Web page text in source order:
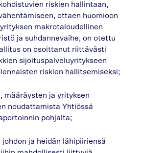
riskien hallintaan,
ottaen huomioon
makrotaloudellinen
ja suhdannevaihe, on otettu
on osoittanut riittävästi
sijoituspalveluyritykseen
riskien hallitsemiseksi;
määräysten ja yrityksen
noudattamista Yhtiössä
pohjalta;
ja heidän lähipiiriensä